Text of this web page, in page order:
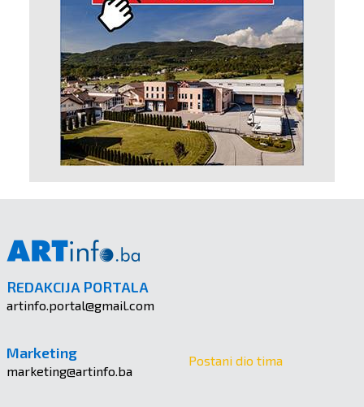
REDAKCIJA PORTALA
artinfo.portal@gmail.com
Marketing
marketing@artinfo.ba
Postani dio tima